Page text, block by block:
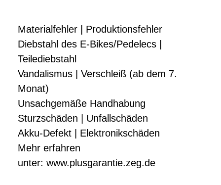
Materialfehler | Produktionsfehler
Diebstahl des E-Bikes/Pedelecs |
Teilediebstahl
Vandalismus | Verschleiß (ab dem 7.
Monat)
Unsachgemäße Handhabung
Sturzschäden | Unfallschäden
Akku-Defekt | Elektronikschäden
Mehr erfahren
unter: www.plusgarantie.zeg.de